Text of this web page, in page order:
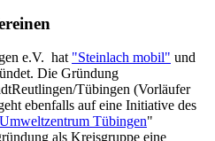
e.V. hat "Steinlach mobil" und
Die Gründung
Tübingen (Vorläufer
ebenfalls auf eine Initiative des
Umweltzentrum Tübingen"
als Kreisgruppe eine